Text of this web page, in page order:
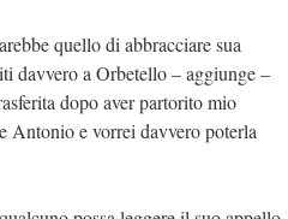
quello di abbracciare sua
davvero a Orbetello – aggiunge –
dopo aver partorito mio
Antonio e vorrei davvero poterla